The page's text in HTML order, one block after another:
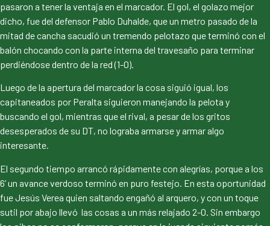
pasaron a tener la ventaja en el marcador. El gol, el golazo mejor
dicho, fue del defensor Pablo Duhalde, que un metro pasado de la
mitad de cancha sacudió un tremendo pelotazo que terminó con el
balón chocando con la parte interna del travesaño para terminar
perdiéndose dentro de la red (1-0).
Luego de la apertura del marcador la cosa siguió igual, los
capitaneados por Peralta siguieron manejando la pelota y
buscando el gol, mientras que el rival, a pesar de los gritos
desesperados de su DT, no lograba armarse y armar algo
interesante.
El segundo tiempo arrancó rápidamente con alegrías, porque a los
6’ un avance verdoso terminó en puro festejo. En esta oportunidad
fue Jesús Verea quien saltando engañó al arquero, y con un toque
sutil por abajo llevó las cosas a un más relajado 2-0. Sin embargo